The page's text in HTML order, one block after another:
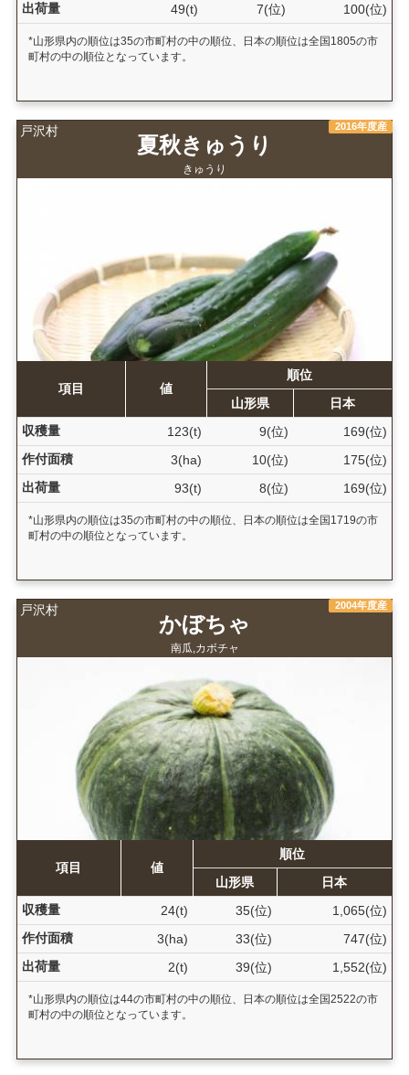
出荷量
49(t) 7(位) 100(位)
*山形県内の順位は35の市町村の中の順位、日本の順位は全国1805の市
町村の中の順位となっています。
戸沢村 2016年度産
夏秋きゅうり
きゅうり
項目 値
順位
山形県
日本
収穫量
123(t) 9(位)
169(位)
作付面積
3(ha) 10(位)
175(位)
出荷量
93(t) 8(位) 169(位)
*山形県内の順位は35の市町村の中の順位、日本の順位は全国1719の市
町村の中の順位となっています。
戸沢村 2004年度産
かぼちゃ
南瓜,カボチャ
項目 値
順位
山形県
日本
収穫量
24(t) 35(位)
1,065(位)
作付面積
3(ha) 33(位)
747(位)
出荷量
2(t) 39(位) 1,552(位)
*山形県内の順位は44の市町村の中の順位、日本の順位は全国2522の市
町村の中の順位となっています。